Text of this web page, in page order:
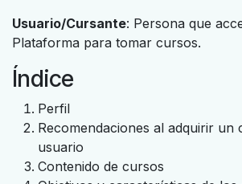
Usuario/Cursante: Persona que
Plataforma para tomar cursos.
Índice
Perfil
Recomendaciones al adquirir un
usuario
Contenido de cursos